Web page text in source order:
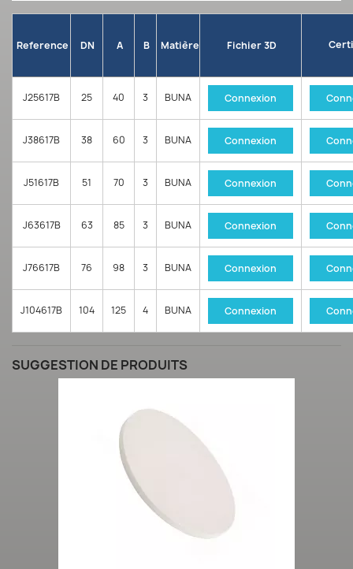
Reference DN A B Matière Fichier 3D
J25617B 25 40 3 BUNA Connexion
J38617B 38 60 3 BUNA Connexion
J51617B 51 70 3 BUNA Connexion
J63617B 63 85 3 BUNA Connexion
J76617B 76 98 3 BUNA Connexion
J104617B 104 125 4 BUNA Connexion
SUGGESTION DE PRODUITS